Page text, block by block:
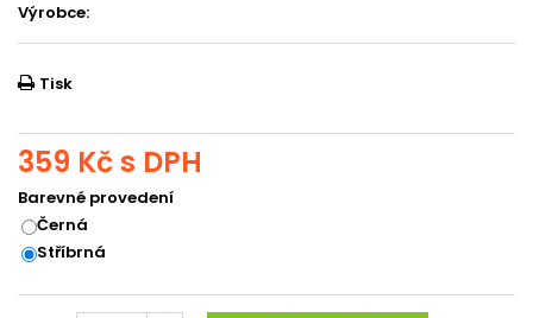
Výrobce:
Tisk
359 Kčs DPH
Barevné provedení
Černá
Stříbrná